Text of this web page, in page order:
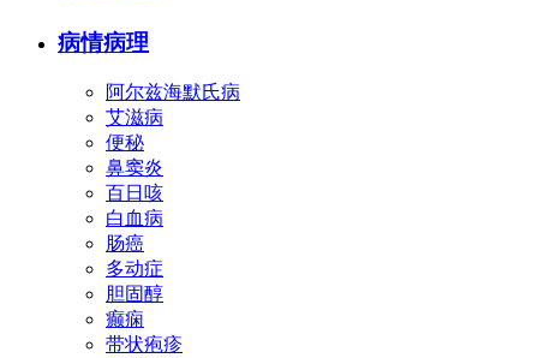
病情病理
阿尔兹海默氏病
艾滋病
便秘
鼻窦炎
百日咳
白血病
肠癌
多动症
胆固醇
癫痫
带状疱疹